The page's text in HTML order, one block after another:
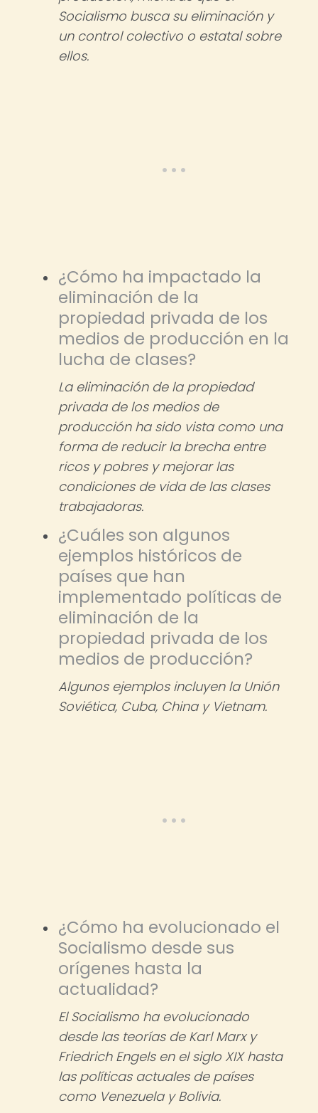
Socialismo busca su eliminación y
un control colectivo o estatal sobre
ellos.
¿Cómo ha impactado la
eliminación de la
propiedad privada de los
medios de producción en la
lucha de clases?
La eliminación de la propiedad
privada de los medios de
producción ha sido vista como una
forma de reducir la brecha entre
ricos y pobres y mejorar las
condiciones de vida de las clases
trabajadoras.
¿Cuáles son algunos
ejemplos históricos de
países que han
implementado políticas de
eliminación de la
propiedad privada de los
medios de producción?
Algunos ejemplos incluyen la Unión
Soviética, Cuba, China y Vietnam.
¿Cómo ha evolucionado el
Socialismo desde sus
orígenes hasta la
actualidad?
El Socialismo ha evolucionado
desde las teorías de Karl Marx y
Friedrich Engels en el siglo XIX hasta
las políticas actuales de países
como Venezuela y Bolivia.